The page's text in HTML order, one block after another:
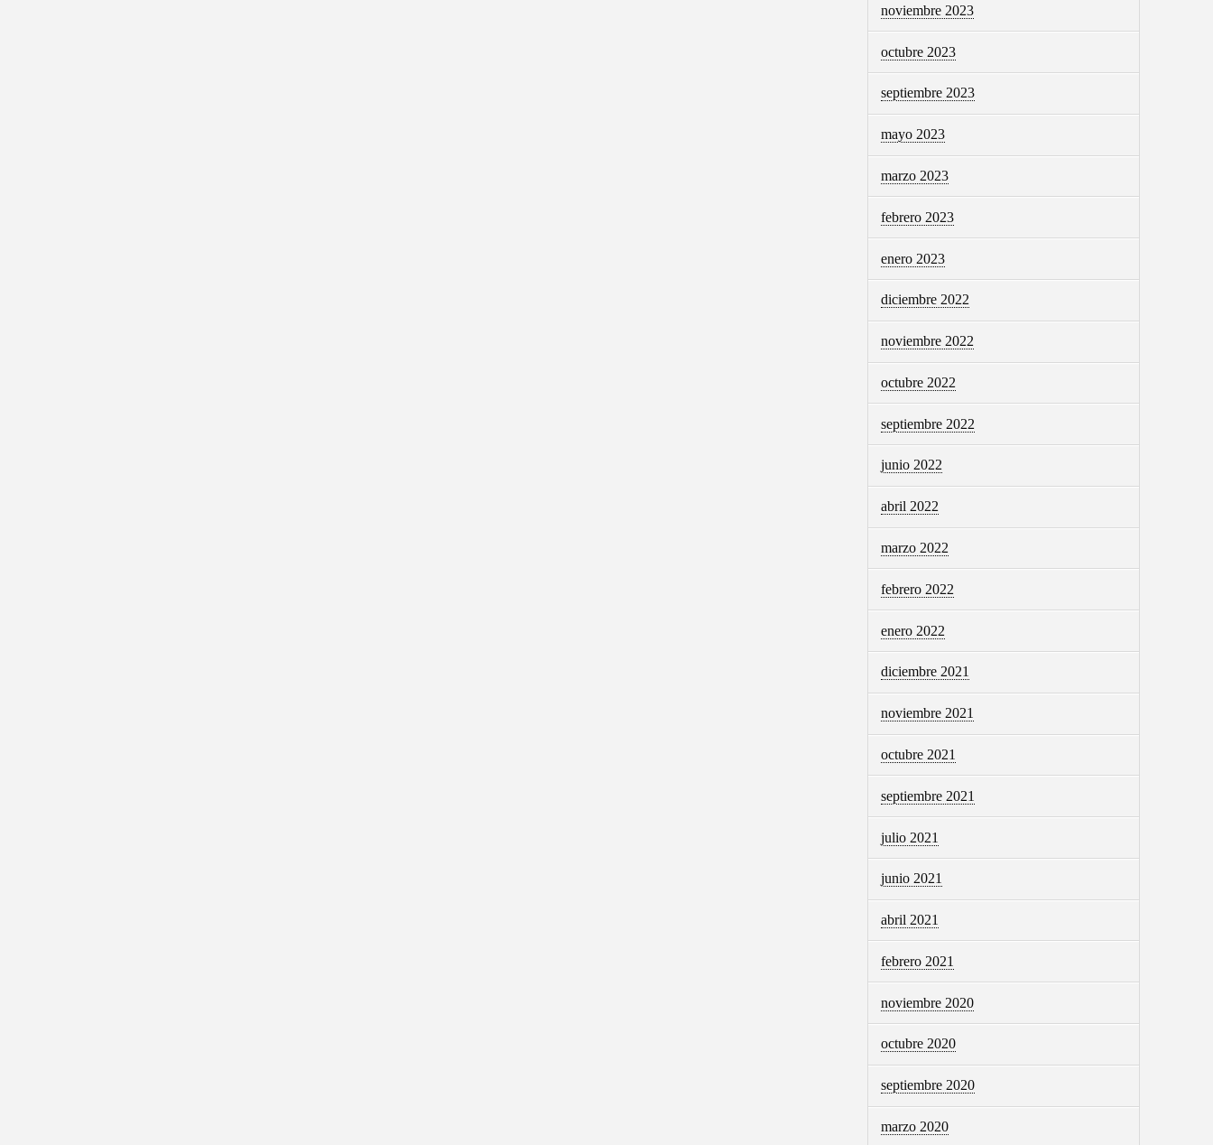
noviembre 2023
octubre 2023
septiembre 2023
mayo 2023
marzo 2023
febrero 2023
enero 2023
diciembre 2022
noviembre 2022
octubre 2022
septiembre 2022
junio 2022
abril 2022
marzo 2022
febrero 2022
enero 2022
diciembre 2021
noviembre 2021
octubre 2021
septiembre 2021
julio 2021
junio 2021
abril 2021
febrero 2021
noviembre 2020
octubre 2020
septiembre 2020
marzo 2020